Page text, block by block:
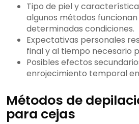
Tipo de piel y
algunos métodos
determinadas condiciones.
Expectativas personales
final y al tiempo necesario
Posibles efectos
enrojecimiento temporal
Métodos de
para cejas